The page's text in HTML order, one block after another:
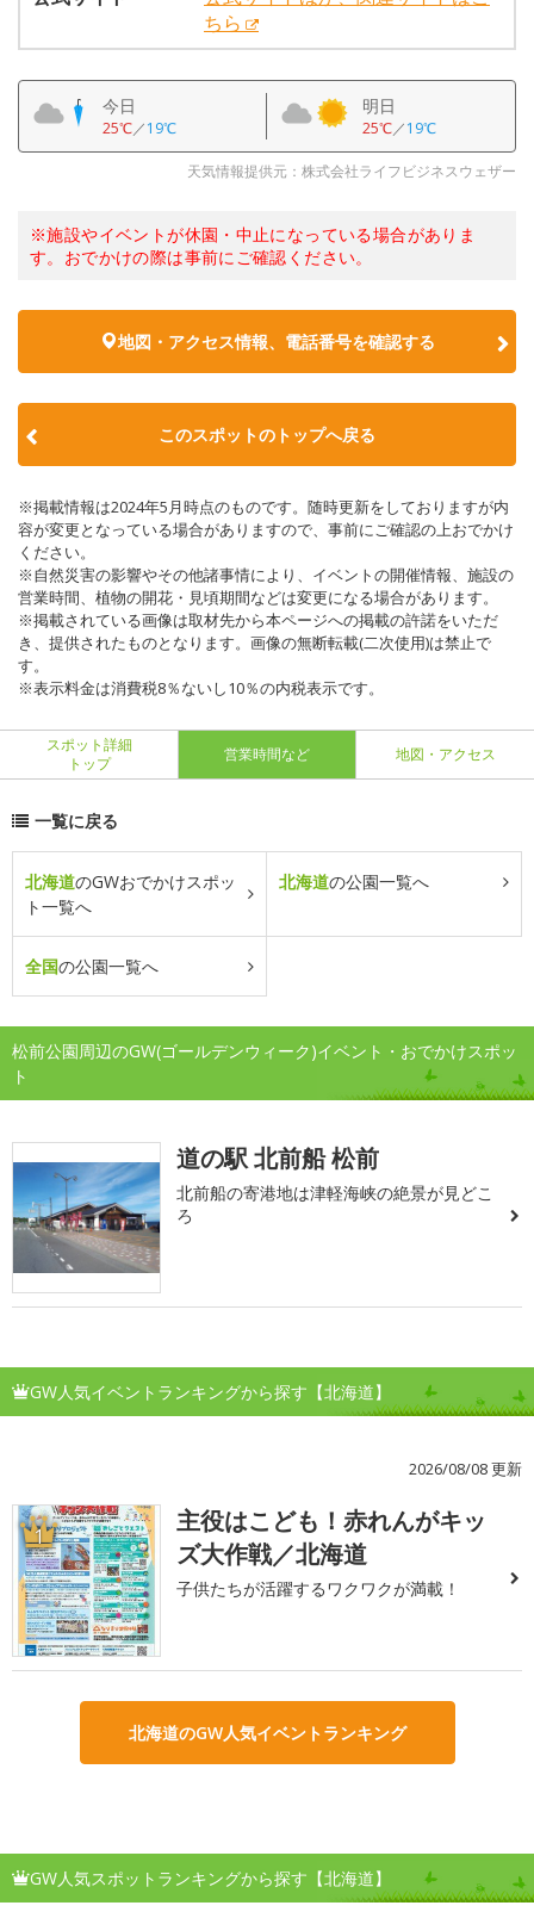
ちら
今日
25℃／19℃
明日
25℃／19℃
天気情報提供元：株式会社ライフビジネスウェザー
※施設やイベントが休園・中止になっている場合がありま
す。おでかけの際は事前にご確認ください。
地図・アクセス情報、電話番号を確認する
このスポットのトップへ戻る
※掲載情報は2024年5月時点のものです。随時更新をしておりますが内
容が変更となっている場合がありますので、事前にご確認の上おでかけ
ください。
※自然災害の影響やその他諸事情により、イベントの開催情報、施設の
営業時間、植物の開花・見頃期間などは変更になる場合があります。
※掲載されている画像は取材先から本ページへの掲載の許諾をいただ
き、提供されたものとなります。画像の無断転載(二次使用)は禁止で
す。
※表示料金は消費税8％ないし10％の内税表示です。
スポット詳細
トップ
営業時間など 地図・アクセス
一覧に戻る
北海道のGWおでかけスポッ
ト一覧へ
北海道の公園一覧へ
全国の公園一覧へ
松前公園周辺のGW(ゴールデンウィーク)イベント・おでかけスポッ
ト
道の駅 北前船 松前
北前船の寄港地は津軽海峡の絶景が見どこ
ろ
GW人気イベントランキングから探す【北海道】
2026/08/08 更新
1
主役はこども！赤れんがキッ
ズ大作戦／北海道
子供たちが活躍するワクワクが満載！
北海道のGW人気イベントランキング
GW人気スポットランキングから探す【北海道】